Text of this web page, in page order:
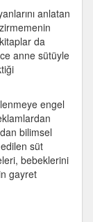
anlatan
da
anne sütüyle
engel
bilimsel
süt
bebeklerini
gayret